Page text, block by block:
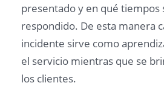
presentado y en qué tiempos
respondido. De esta manera
incidente sirve como
el servicio mientras que se
los clientes.